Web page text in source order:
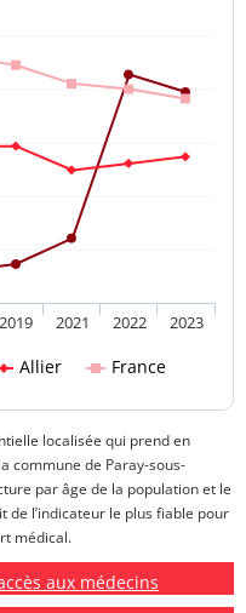
Allier France
2019 2021 2022 2023
localisée qui prend en
commune de Paray-sous-
par âge de la population et le
de l’indicateur le plus fiable pour
médical.
aux médecins